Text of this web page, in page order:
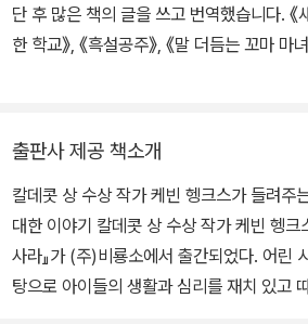
단 후 많은 책의 글을 쓰고 번역했습니다. 《
한 학교》, 《흑설공주》, 《말 더듬는 꼬마 마
말로 옮겼습니다.
출판사 제공 책소개
칼데콧 상 수상 작가 케빈 헹크스가 들려주
대한 이야기 칼데콧 상 수상 작가 케빈 헹크스의 새 작품『용감무쌍한
사라』가 (주)비룡소에서 출간되었다. 어린
탕으로 아이들의 생활과 심리를 재치 있고